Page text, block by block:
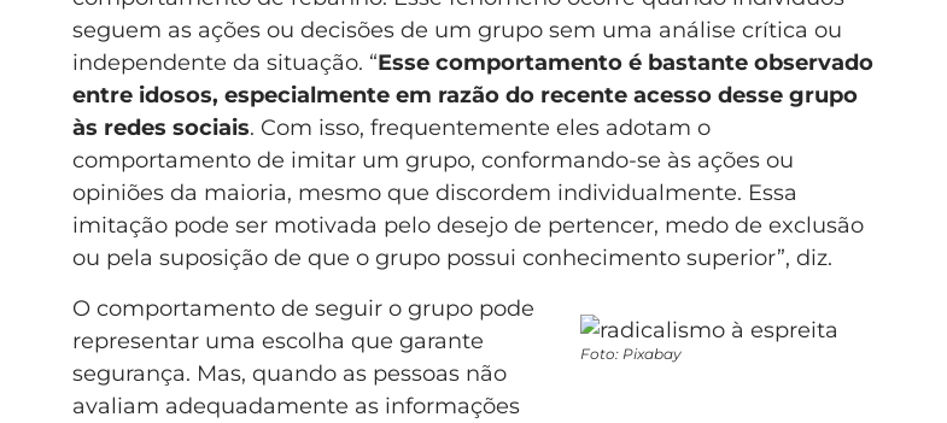
seguem as ações ou decisões de um grupo sem uma análise crítica ou
independente da situação. “Esse comportamento é bastante observado
entre idosos, especialmente em razão do recente acesso desse grupo
às redes sociais. Com isso, frequentemente eles adotam o
comportamento de imitar um grupo, conformando-se às ações ou
opiniões da maioria, mesmo que discordem individualmente. Essa
imitação pode ser motivada pelo desejo de pertencer, medo de exclusão
ou pela suposição de que o grupo possui conhecimento superior”, diz.
Foto: Pixabay
O comportamento de seguir o grupo pode
representar uma escolha que garante
segurança. Mas, quando as pessoas não
avaliam adequadamente as informações